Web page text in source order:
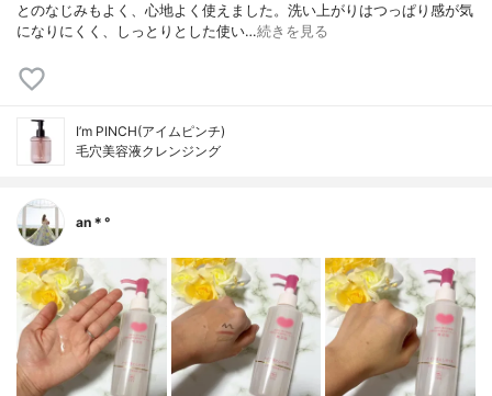
とのなじみもよく、心地よく使えました。洗い上がりはつっぱり感が気
になりにくく、しっとりとした使い…続きを見る
I’m PINCH(アイムピンチ)
毛穴美容液クレンジング
an＊°